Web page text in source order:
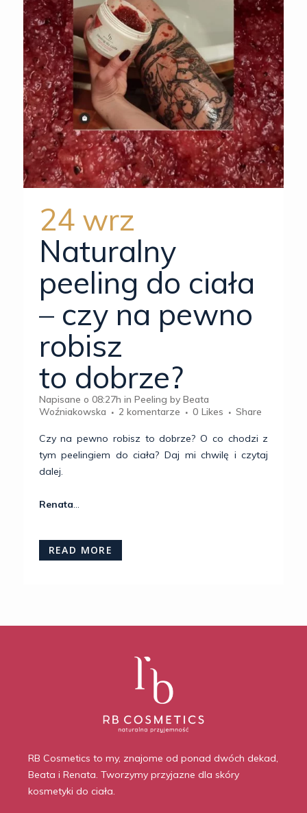
24 wrz
Naturalny
peeling do ciała
– czy na pewno
robisz
to dobrze?
Napisane o 08:27h in Peeling by Beata
Woźniakowska
2 komentarze 0 Likes Share
Czy na pewno robisz to dobrze? O co chodzi z
tym peelingiem do ciała? Daj mi chwilę i czytaj
dalej.
Renata...
READ MORE
RB Cosmetics to my, znajome od ponad dwóch dekad,
Beata i Renata. Tworzymy przyjazne dla skóry
kosmetyki do ciała.